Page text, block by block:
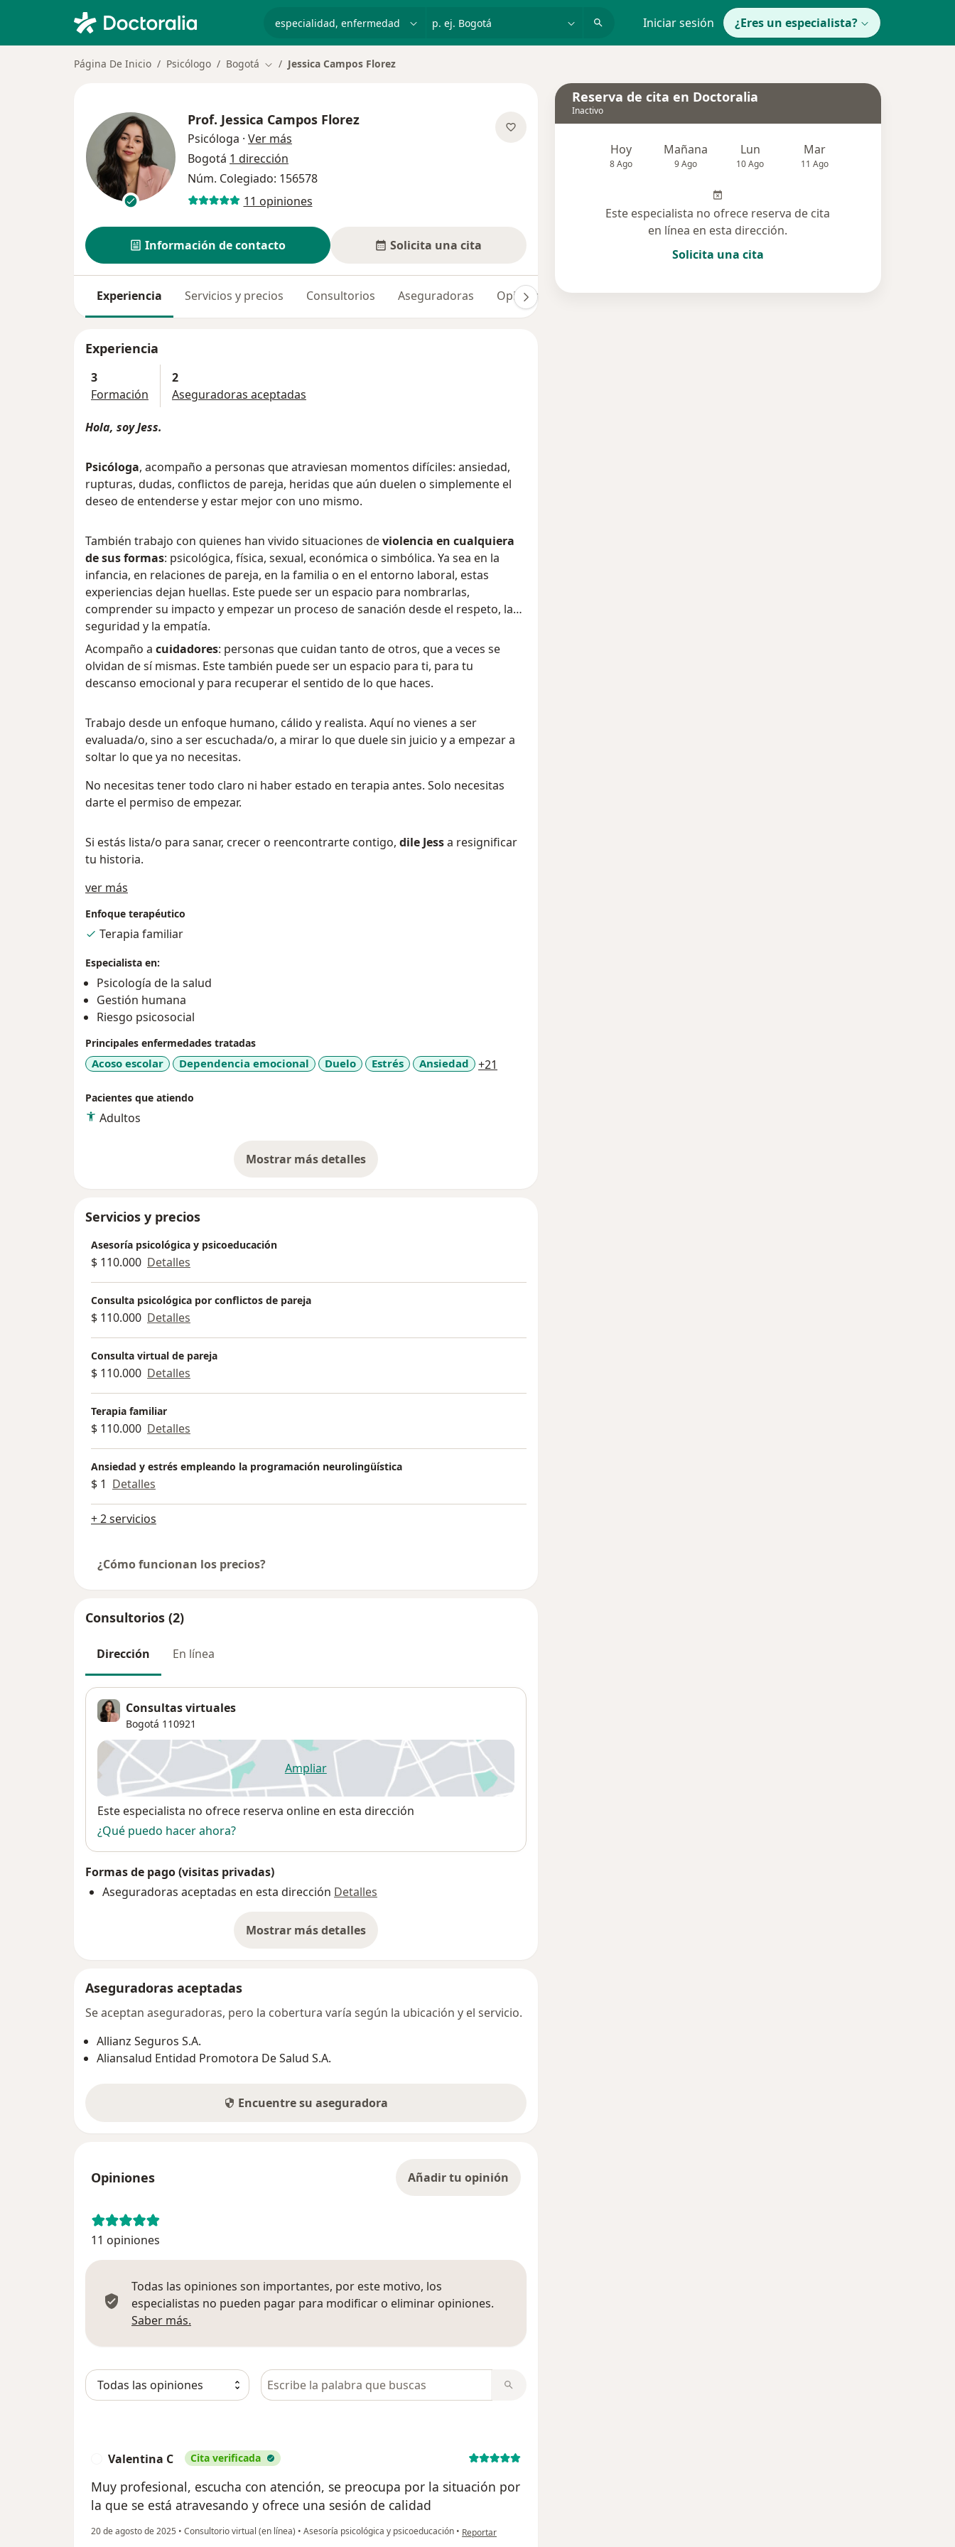
p. ej. Bogotá Iniciar sesión ¿Eres un especialista?
Página De Inicio Psicólogo Bogotá Cambiar de ciudad
Jessica Campos Florez
Prof. Jessica Campos Florez
Psicóloga · Ver más
Bogotá 1 dirección
Núm. Colegiado: 156578
11 opiniones
Información de contacto Solicita una cita
Experiencia Servicios y precios Consultorios Aseguradoras Opiniones (11) Dudas solucionadas (5)
Experiencia
3
Formación
2
Aseguradoras aceptadas
Hola, soy Jess.
Psicóloga, acompaño a personas que atraviesan momentos difíciles: ansiedad,
rupturas, dudas, conflictos de pareja, heridas que aún duelen o simplemente el
deseo de entenderse y estar mejor con uno mismo.
También trabajo con quienes han vivido situaciones deviolencia en cualquiera
de sus formas: psicológica, física, sexual, económica o simbólica. Ya sea en la
infancia, en relaciones de pareja, en la familia o en el entorno laboral, estas
experiencias dejan huellas. Este puede ser un espacio para nombrarlas,
comprender su impacto y empezar un proceso de sanación desde el respeto, la
seguridad y la empatía.
Acompaño a cuidadores: personas que cuidan tanto de otros, que a veces se
olvidan de sí mismas. Este también puede ser un espacio para ti, para tu
descanso emocional y para recuperar el sentido de lo que haces.
Trabajo desde un enfoque humano, cálido y realista. Aquí no vienes a ser
evaluada/o, sino a ser escuchada/o, a mirar lo que duele sin juicio y a empezar a
soltar lo que ya no necesitas.
No necesitas tener todo claro ni haber estado en terapia antes. Solo necesitas
darte el permiso de empezar.
Si estás lista/o para sanar, crecer o reencontrarte contigo, dile Jessa resignificar
tu historia.
ver más
Enfoque terapéutico
Terapia familiar
Especialista en:
Psicología de la salud
Gestión humana
Riesgo psicosocial
Principales enfermedades tratadas
Acoso escolar Dependencia emocional Duelo Estrés Ansiedad +21
Pacientes que atiendo
Adultos
Mostrar más detalles
sobre la experiencia
Servicios y precios
Asesoría psicológica y psicoeducación
$ 110.000 Detalles
Consulta psicológica por conflictos de pareja
$ 110.000 Detalles
Consulta virtual de pareja
$ 110.000 Detalles
Terapia familiar
$ 110.000 Detalles
Ansiedad y estrés empleando la programación neurolingüística
$ 1 Detalles
+ 2 servicios
¿Cómo funcionan los precios?
Consultorios (2)
Dirección En línea
Consultas virtuales
Bogotá 110921
Ampliarse abre en una nueva pestaña
Disponibilidad
Este especialista no ofrece reserva online en esta dirección
¿Qué puedo hacer ahora?
Formas de pago (visitas privadas)
Aseguradoras aceptadas en esta dirección Detalles
Mostrar más detalles
sobre la dirección
Aseguradoras aceptadas
Se aceptan aseguradoras, pero la cobertura varía según la ubicación y el servicio.
Allianz Seguros S.A.
Aliansalud Entidad Promotora De Salud S.A.
Encuentre su aseguradora
Opiniones Añadir tu opinión
11 opiniones
Todas las opiniones son importantes, por este motivo, los
especialistas no pueden pagar para modificar o eliminar opiniones.
Saber más.
Busca en opiniones
Valentina C Cita verificada
Muy profesional, escucha con atención, se preocupa por la situación por
la que se está atravesando y ofrece una sesión de calidad
20 de agosto de 2025 • Consultorio virtual (en línea) • Asesoría psicológica y psicoeducación • en opinión del usuario Valentina C
Reportar
Reserva de cita en Doctoralia
Inactivo
Hoy
8 Ago
Mañana
9 Ago
Lun
10 Ago
Mar
11 Ago
Este especialista no ofrece reserva de cita
en línea en esta dirección.
Solicita una cita